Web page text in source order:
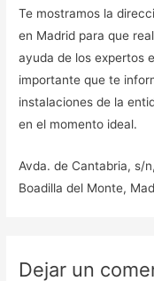
Te mostramos la
en Madrid para que
ayuda de los expertos
importante que te
instalaciones de la
en el momento ideal.
Avda. de Cantabria, s/
Boadilla del Monte,
Dejar un